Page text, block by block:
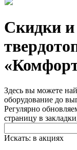
Скидки
Здесь вы можете
оборудование до
Регулярно
страницу в
Искать: в акциях